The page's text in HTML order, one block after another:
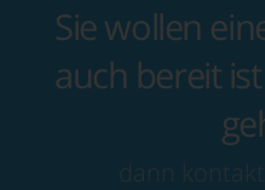
Sie wollen
auch bereit ist
dann